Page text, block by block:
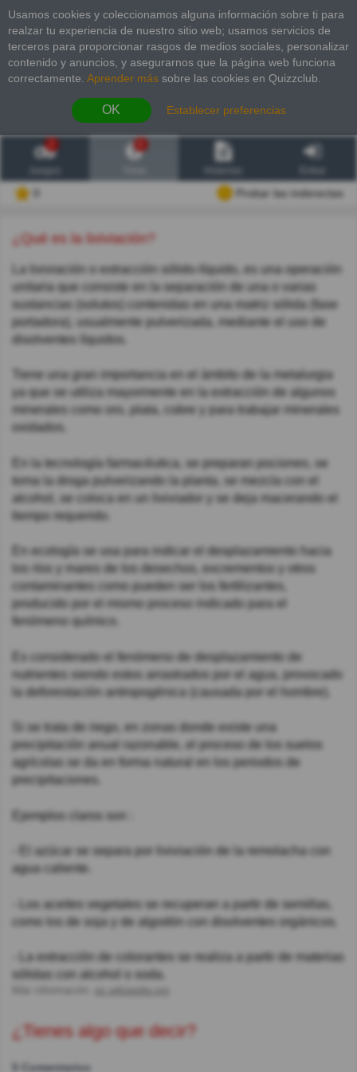
Usamos cookies y coleccionamos alguna información sobre ti para
realzar tu experiencia de nuestro sitio web; usamos servicios de
terceros para proporcionar rasgos de medios sociales, personalizar
contenido y anuncios, y asegurarnos que la página web funciona
correctamente. Aprender más sobre las cookies en Quizzclub.
OK Establecer preferencias
2
Probar las inderectas
¿Qué es la lixiviación?
La lixiviación o extracción sólido-líquido, es una operación
unitaria que consiste en la separación de una o varias
sustancias (solutos) contenidas en una matriz sólida (fase
portadora), usualmente pulverizada, mediante el uso de
disolventes líquidos.
Tiene una gran importancia en el ámbito de la metalurgia
ya que se utiliza mayormente en la extracción de algunos
minerales como oro, plata, cobre y para trabajar minerales
oxidados.
En la tecnología farmacéutica, se preparan pociones, se
toma la droga pulverizando la planta, se mezcla con el
alcohol, se coloca en un lixiviador y se deja macerando el
tiempo requerido.
En ecología se usa para indicar el desplazamiento hacia
los ríos y mares de los desechos, excrementos y otros
contaminantes como pueden ser los fertilizantes,
producido por el mismo proceso indicado para el
fenómeno químico.
Es considerado el fenómeno de desplazamiento de
nutrientes siendo estos arrastrados por el agua, provocado
la deforestación antropogénica (causada por el hombre).
Si se trata de riego, en zonas donde existe una
precipitación anual razonable, el proceso de los suelos
agrícolas se da en forma natural en los periodos de
precipitaciones.
Ejemplos claros son :
- El azúcar se separa por lixiviación de la remolacha con
agua caliente.
- Los aceites vegetales se recuperan a partir de semillas,
como los de soja y de algodón con disolventes orgánicos.
- La extracción de colorantes se realiza a partir de materias
sólidas con alcohol o soda.
¿Tienes algo que decir?
5 Comentarios